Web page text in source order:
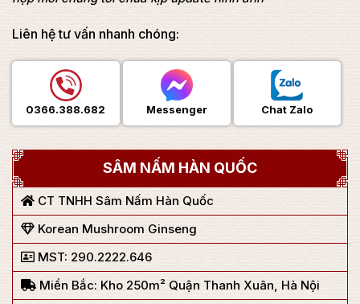
Liên hệ tư vấn nhanh chóng:
0366.388.682 Messenger Chat Zalo
SÂM NẤM HÀN QUỐC
CT TNHH Sâm Nấm Hàn Quốc
Korean Mushroom Ginseng
MST: 290.2222.646
Miền Bắc: Kho 250m² Quận Thanh Xuân, Hà Nội